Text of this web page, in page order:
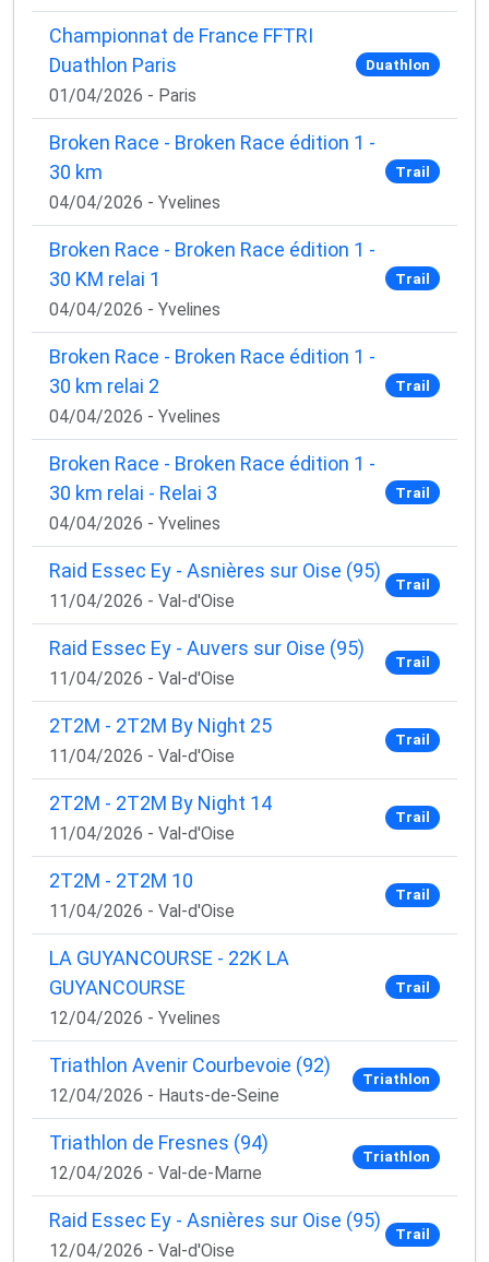
Championnat de France FFTRI
Duathlon Paris
01/04/2026 - Paris
Duathlon
Broken Race - Broken Race édition 1 -
30 km
04/04/2026 - Yvelines
Trail
Broken Race - Broken Race édition 1 -
30 KM relai 1
04/04/2026 - Yvelines
Trail
Broken Race - Broken Race édition 1 -
30 km relai 2
04/04/2026 - Yvelines
Trail
Broken Race - Broken Race édition 1 -
30 km relai - Relai 3
04/04/2026 - Yvelines
Trail
Raid Essec Ey - Asnières sur Oise (95)
11/04/2026 - Val-d'Oise
Trail
Raid Essec Ey - Auvers sur Oise (95)
11/04/2026 - Val-d'Oise
Trail
2T2M - 2T2M By Night 25
11/04/2026 - Val-d'Oise
Trail
2T2M - 2T2M By Night 14
11/04/2026 - Val-d'Oise
Trail
2T2M - 2T2M 10
11/04/2026 - Val-d'Oise
Trail
LA GUYANCOURSE - 22K LA
GUYANCOURSE
12/04/2026 - Yvelines
Trail
Triathlon Avenir Courbevoie (92)
12/04/2026 - Hauts-de-Seine
Triathlon
Triathlon de Fresnes (94)
12/04/2026 - Val-de-Marne
Triathlon
Raid Essec Ey - Asnières sur Oise (95)
12/04/2026 - Val-d'Oise
Trail